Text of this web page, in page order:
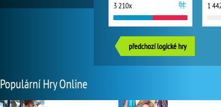
3 210x 1
předchozí logické hry
Populární Hry Online